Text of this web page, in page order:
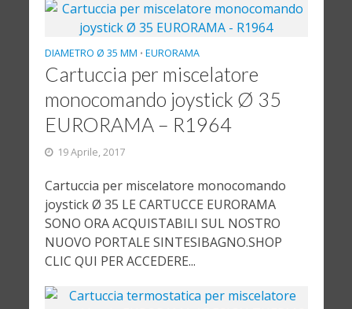
DIAMETRO Ø 35 MM • EURORAMA
Cartuccia per miscelatore
monocomando joystick Ø 35
EURORAMA – R1964
19 Aprile, 2017
Cartuccia per miscelatore monocomando
joystick Ø 35 LE CARTUCCE EURORAMA
SONO ORA ACQUISTABILI SUL NOSTRO
NUOVO PORTALE SINTESIBAGNO.SHOP
CLIC QUI PER ACCEDERE...